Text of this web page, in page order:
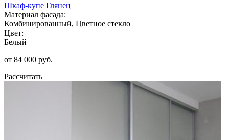
Шкаф-купе Глянец
Материал фасада:
Комбинированный, Цветное стекло
Цвет:
Белый
от 84 000 руб.
Рассчитать